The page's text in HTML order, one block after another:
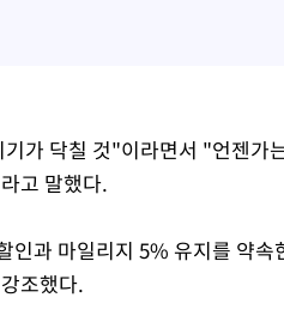
가 닥칠 것"이라면서 "언젠가
고 말했다.
인과 마일리지 5% 유지를 약
조했다.